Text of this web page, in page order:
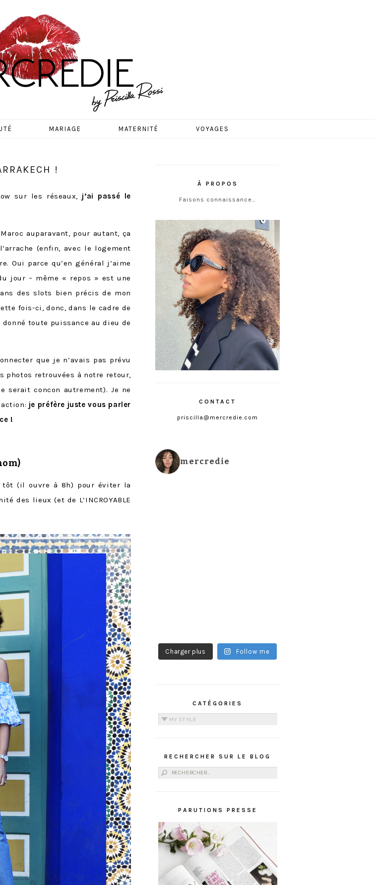
MARIAGE MATERNITÉ VOYAGES
!
sur les réseaux, j’ai passé le
auparavant, pour autant, ça
(enfin, avec le logement
Oui parce qu’en général j’aime
jour – même « repos » est une
des slots bien précis de mon
fois-ci, donc, dans le cadre de
toute puissance au dieu de
que je n’avais pas prévu
photos retrouvées à notre retour,
concon autrement). Je ne
je préfère juste vous parler
!
tôt (il ouvre à 8h) pour éviter la
des lieux (et de L’INCROYABLE
À PROPOS
Faisons connaissance…
CONTACT
priscilla@mercredie.com
mercredie
Charger plus Follow me
CATÉGORIES
Catégories
RECHERCHER SUR LE BLOG
Rechercher :
PARUTIONS PRESSE